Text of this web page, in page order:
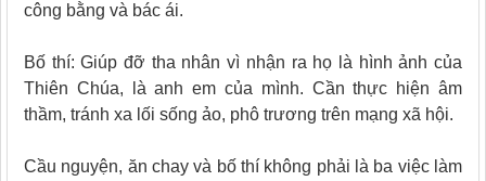
công bằng và bác ái.
Bố thí: Giúp đỡ tha nhân vì nhận ra họ là hình ảnh của
Thiên Chúa, là anh em của mình. Cần thực hiện âm
thầm, tránh xa lối sống ảo, phô trương trên mạng xã hội.
Cầu nguyện, ăn chay và bố thí không phải là ba việc làm